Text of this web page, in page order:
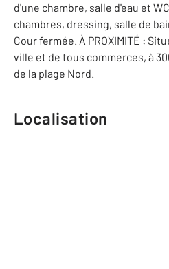
d'une chambre, salle d'eau et
chambres, dressing, salle de
Cour fermée. À PROXIMITÉ :
ville et de tous commerces, à
de la plage Nord.
Localisation